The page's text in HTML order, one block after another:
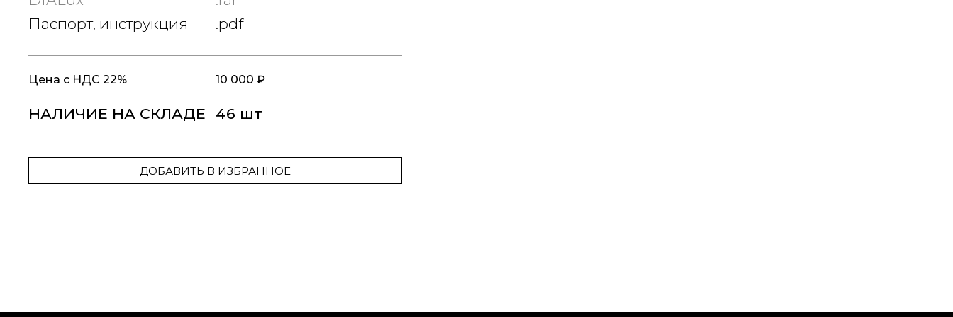
Паспорт, инструкция
.pdf
Цена с НДС 22% 10 000 ₽
НАЛИЧИЕ НА СКЛАДЕ 46 шт
ДОБАВИТЬ В ИЗБРАННОЕ